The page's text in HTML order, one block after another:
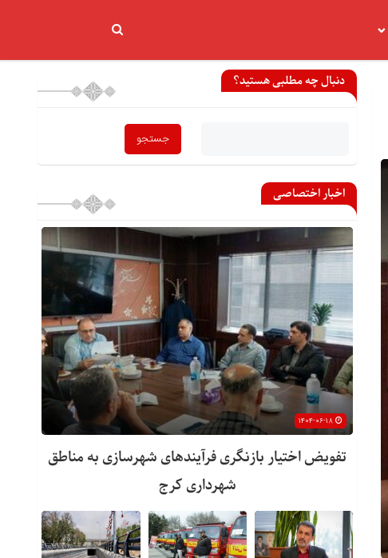
دنبال چه مطلبی هستید؟
اخبار اختصاصی
تفویض اختیار بازنگری فرآیندهای شهرسازی به مناطق
شهرداری کرج